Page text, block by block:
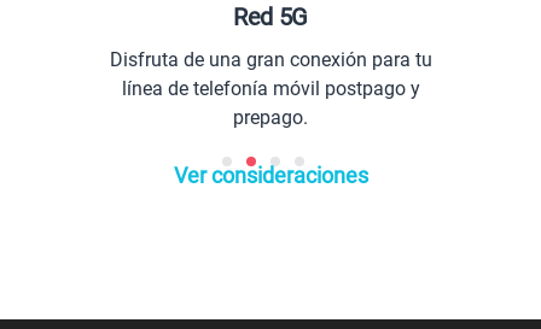
Red 5G
Disfruta de una gran conexión para tu
línea de telefonía móvil postpago y
prepago.
Ver consideraciones